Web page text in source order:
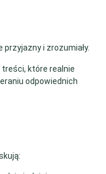
i zrozumiały.
które realnie
odpowiednich